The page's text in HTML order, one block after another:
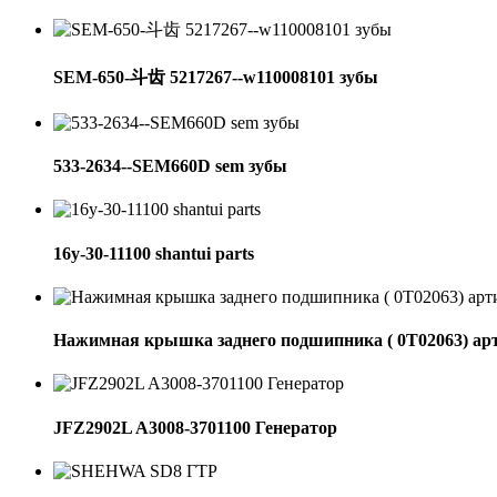
SEM-650-斗齿 5217267--w110008101 зубы
533-2634--SEM660D sem зубы
16y-30-11100 shantui parts
Нажимная крышка заднего подшипника ( 0Т02063)
JFZ2902L A3008-3701100 Генератор